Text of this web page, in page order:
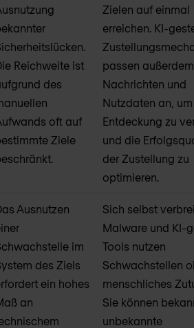
Reichweite ist
des
oft auf
Ziele
Zielen auf einmal
erreichen. KI-
passen außerdem
Nachrichten und
Nutzdaten an,
Entdeckung zu
und die
der Zustellung zu
optimieren.
Ausnutzen
im
des Ziels
ein hohes
an
Sich selbst
Malware und KI-
Tools nutzen
Schwachstellen
menschliches
Sie können
unbekannte